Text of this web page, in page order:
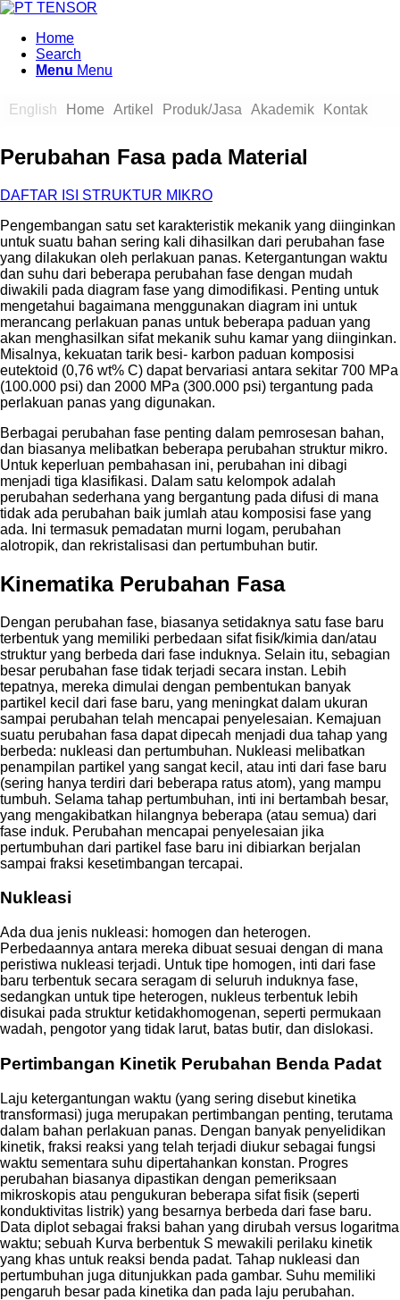
Home
Search
Menu Menu
English Home Artikel Produk/Jasa Akademik Kontak
Perubahan Fasa pada Material
DAFTAR ISI STRUKTUR MIKRO
Pengembangan satu set karakteristik mekanik yang diinginkan
untuk suatu bahan sering kali dihasilkan dari perubahan fase
yang dilakukan oleh perlakuan panas. Ketergantungan waktu
dan suhu dari beberapa perubahan fase dengan mudah
diwakili pada diagram fase yang dimodifikasi. Penting untuk
mengetahui bagaimana menggunakan diagram ini untuk
merancang perlakuan panas untuk beberapa paduan yang
akan menghasilkan sifat mekanik suhu kamar yang diinginkan.
Misalnya, kekuatan tarik besi- karbon paduan komposisi
eutektoid (0,76 wt% C) dapat bervariasi antara sekitar 700 MPa
(100.000 psi) dan 2000 MPa (300.000 psi) tergantung pada
perlakuan panas yang digunakan.
Berbagai perubahan fase penting dalam pemrosesan bahan,
dan biasanya melibatkan beberapa perubahan struktur mikro.
Untuk keperluan pembahasan ini, perubahan ini dibagi
menjadi tiga klasifikasi. Dalam satu kelompok adalah
perubahan sederhana yang bergantung pada difusi di mana
tidak ada perubahan baik jumlah atau komposisi fase yang
ada. Ini termasuk pemadatan murni logam, perubahan
alotropik, dan rekristalisasi dan pertumbuhan butir.
Kinematika Perubahan Fasa
Dengan perubahan fase, biasanya setidaknya satu fase baru
terbentuk yang memiliki perbedaan sifat fisik/kimia dan/atau
struktur yang berbeda dari fase induknya. Selain itu, sebagian
besar perubahan fase tidak terjadi secara instan. Lebih
tepatnya, mereka dimulai dengan pembentukan banyak
partikel kecil dari fase baru, yang meningkat dalam ukuran
sampai perubahan telah mencapai penyelesaian. Kemajuan
suatu perubahan fasa dapat dipecah menjadi dua tahap yang
berbeda: nukleasi dan pertumbuhan. Nukleasi melibatkan
penampilan partikel yang sangat kecil, atau inti dari fase baru
(sering hanya terdiri dari beberapa ratus atom), yang mampu
tumbuh. Selama tahap pertumbuhan, inti ini bertambah besar,
yang mengakibatkan hilangnya beberapa (atau semua) dari
fase induk. Perubahan mencapai penyelesaian jika
pertumbuhan dari partikel fase baru ini dibiarkan berjalan
sampai fraksi kesetimbangan tercapai.
Nukleasi
Ada dua jenis nukleasi: homogen dan heterogen.
Perbedaannya antara mereka dibuat sesuai dengan di mana
peristiwa nukleasi terjadi. Untuk tipe homogen, inti dari fase
baru terbentuk secara seragam di seluruh induknya fase,
sedangkan untuk tipe heterogen, nukleus terbentuk lebih
disukai pada struktur ketidakhomogenan, seperti permukaan
wadah, pengotor yang tidak larut, batas butir, dan dislokasi.
Pertimbangan Kinetik Perubahan Benda Padat
Laju ketergantungan waktu (yang sering disebut kinetika
transformasi) juga merupakan pertimbangan penting, terutama
dalam bahan perlakuan panas. Dengan banyak penyelidikan
kinetik, fraksi reaksi yang telah terjadi diukur sebagai fungsi
waktu sementara suhu dipertahankan konstan. Progres
perubahan biasanya dipastikan dengan pemeriksaan
mikroskopis atau pengukuran beberapa sifat fisik (seperti
konduktivitas listrik) yang besarnya berbeda dari fase baru.
Data diplot sebagai fraksi bahan yang dirubah versus logaritma
waktu; sebuah Kurva berbentuk S mewakili perilaku kinetik
yang khas untuk reaksi benda padat. Tahap nukleasi dan
pertumbuhan juga ditunjukkan pada gambar. Suhu memiliki
pengaruh besar pada kinetika dan pada laju perubahan.